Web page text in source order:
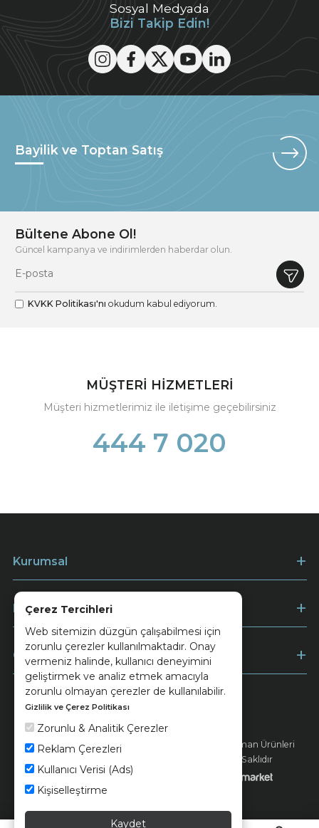
Çerez Tercihleri
Web sitemizin düzgün çalışabilmesi için
zorunlu çerezler kullanılmaktadır. Onay
vermeniz halinde, kullanıcı deneyimini
geliştirmek ve analiz etmek amacıyla
zorunlu olmayan çerezler de kullanılabilir.
Gizlilik ve Çerez Politikası
Zorunlu & Analitik Çerezler
Reklam Çerezleri
Kullanıcı Verisi (Ads)
Kişiselleştirme
Kaydet
Sosyal Medyada
Bizi Takip Edin!
Bayilik ve Toptan Satış
Bültene Abone Ol!
Güncel kampanya ve indirimlerden haberdar olun.
KVKK Politikası'nı okudum kabul ediyorum.
MÜŞTERİ HİZMETLERİ
Müşteri hizmetlerimiz ile iletişime geçebilirsiniz
444 7 020
Kurumsal
Müşteri Hizmetleri
Ödeme
© 2026 Ünsa Madencilik Turizm Enerji Seramik Orman Ürünleri
Elektrik Üretim San. ve Tic. A.Ş. - Tüm Hakları Saklıdır